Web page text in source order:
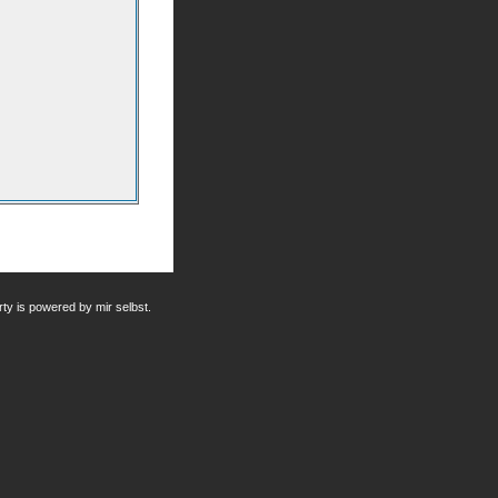
is powered by mir selbst.